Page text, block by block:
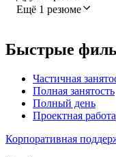
Ещё 1 резюме
Быстрые
Частичная
Полная занятость
Полный день
Проектная работа
Корпоративная